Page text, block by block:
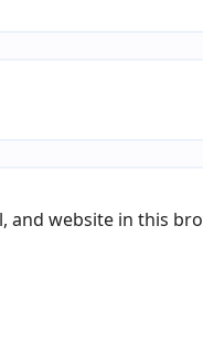
and website in this